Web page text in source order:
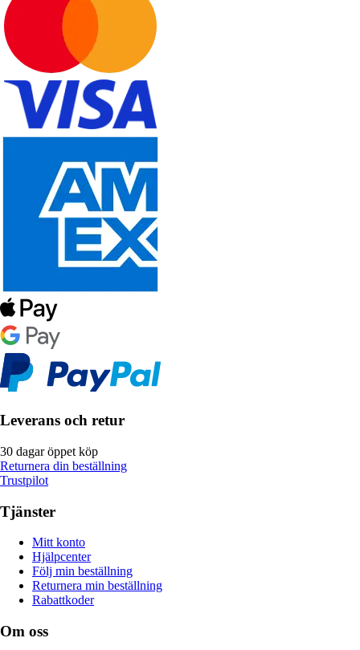
Leverans och retur
30 dagar öppet köp
Returnera din beställning
Trustpilot
Tjänster
Mitt konto
Hjälpcenter
Följ min beställning
Returnera min beställning
Rabattkoder
Om oss